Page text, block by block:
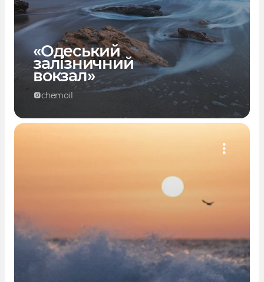
«Одеський
залізничний
вокзал»
chemoil